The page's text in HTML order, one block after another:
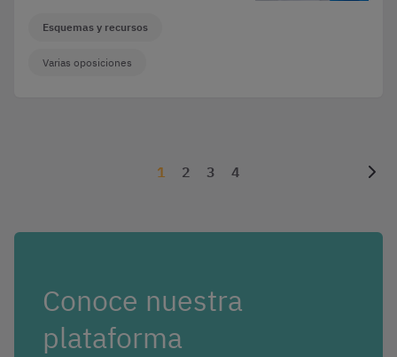
Esquemas y recursos
Varias oposiciones
1 2 3 4
Conoce nuestra
plataforma